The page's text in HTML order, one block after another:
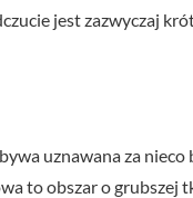
jest zazwyczaj
uznawana za
to obszar o grubszej